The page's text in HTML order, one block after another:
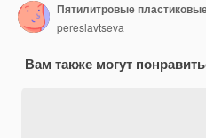
pereslavtseva
Вам также могут